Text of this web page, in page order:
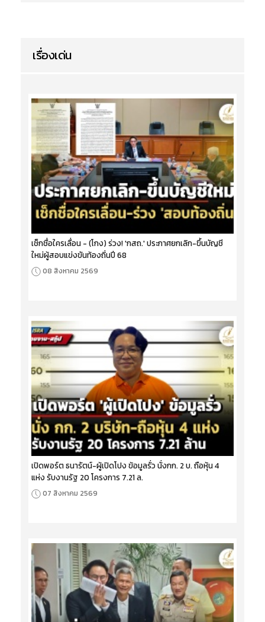
เรื่องเด่น
เช็กชื่อใครเลื่อน - (โกง) ร่วง! 'กสถ.' ประกาศยกเลิก-ขึ้นบัญชี
ใหม่ผู้สอบแข่งขันท้องถิ่นปี 68
08 สิงหาคม 2569
เปิดพอร์ต ธนารัตน์-ผู้เปิดโปง ข้อมูลรั่ว นั่งกก. 2 บ. ถือหุ้น 4
แห่ง รับงานรัฐ 20 โครงการ 7.21 ล.
07 สิงหาคม 2569